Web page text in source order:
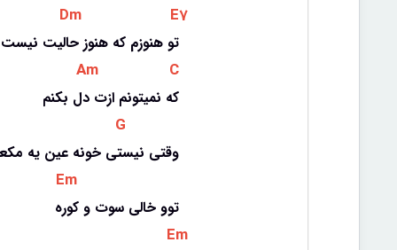
Dm E7
تو هنوزم که هنوز حالیت نیست
Am C
که نمیتونم ازت دل بکنم
G
وقتی نیستی خونه عین یه
Em
توو خالی سوت و کوره
Em